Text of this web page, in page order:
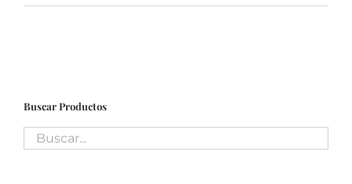
0 artículos
Buscar Productos